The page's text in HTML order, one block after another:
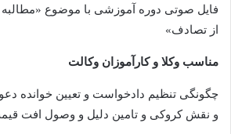
فایل صوتی دوره آموزشی با موضوع
از تصادف»
مناسب وکلا و کارآموزان وکالت
چگونگی تنظیم دادخواست و تعیین خوانده
و نقش کروکی و تامین دلیل و وصول افت